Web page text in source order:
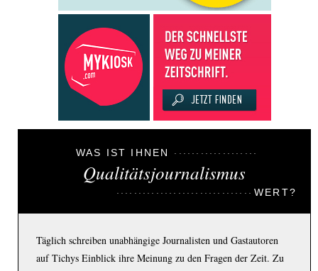
WAS IST IHNEN
Qualitätsjournalismus
WERT?
Täglich schreiben unabhängige Journalisten und Gastautoren
auf Tichys Einblick ihre Meinung zu den Fragen der Zeit. Zu